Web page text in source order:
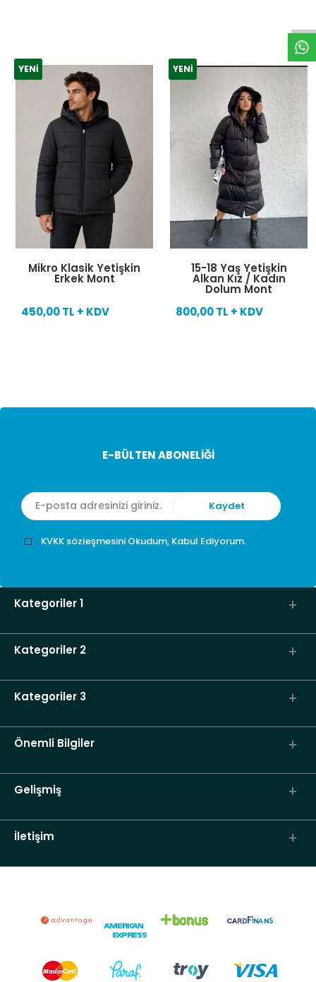
YENI
Mikro Klasik Yetişkin
Erkek Mont
450,00 TL + KDV
YENI
15-18 Yaş Yetişkin
Alkan Kız / Kadın
Dolum Mont
800,00 TL + KDV
E-BÜLTEN ABONELİĞİ
KVKK sözleşmesini Okudum, Kabul Ediyorum.
Kategoriler 1
Kategoriler 2
Kategoriler 3
Önemli Bilgiler
Gelişmiş
İletişim